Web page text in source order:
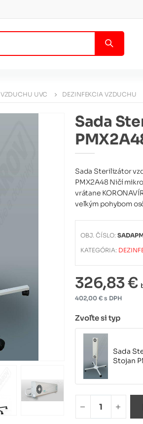
UVC DEZINFEKCIA VZDUCHU
Sada
Sada Sterilizátor
PMX2A48 Ničí
vrátane
veľkým pohybom
OBJ. ČÍSLO:
KATEGÓRIA:
326,83 €
402,00 € s DPH
Zvoľte si typ
Sada
Stojan
Sada